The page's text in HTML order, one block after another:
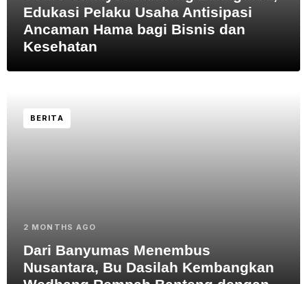
Edukasi Pelaku Usaha Antisipasi
Ancaman Hama bagi Bisnis dan
Kesehatan
BERITA
2 MONTHS AGO
Dari Banyumas Menembus
Nusantara, Bu Dasilah Kembangkan